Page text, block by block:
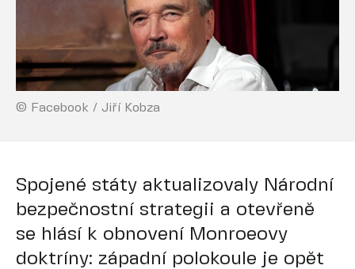
© Facebook / Jiří Kobza
Spojené státy aktualizovaly Národní
bezpečnostní strategii a otevřeně
se hlásí k obnovení Monroeovy
doktríny: západní polokoule je opět